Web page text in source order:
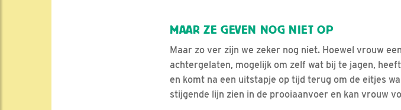
MAAR ZE GEVEN NOG NIET OP
Maar zo ver zijn we zeker nog niet. Hoewel vrouw
achtergelaten, mogelijk om zelf wat bij te jagen,
en komt na een uitstapje op tijd terug om de eitjes
stijgende lijn zien in de prooiaanvoer en kan vrouw